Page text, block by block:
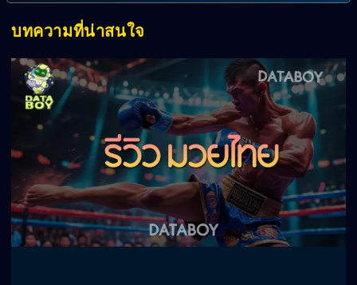
บทความที่น่าสนใจ